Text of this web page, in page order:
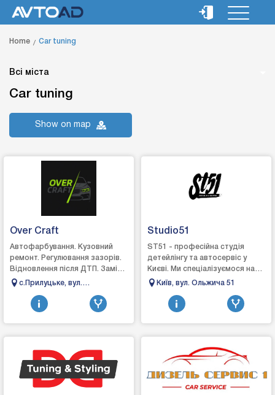
Home Car tuning
Всі міста
Car tuning
Show on map
Over Craft
Автофарбування. Кузовний
ремонт. Регулювання зазорів.
Відновлення після ДТП. Заміна
деталей кузова. Пайка
Зварювання алюм...
с.Прилуцьке, вул.
Ківерцівська 79
Studio51
ST51 - професійна студія
детейлінгу та автосервіс у
Києві. Ми спеціалізуємося на
комплексному догляді, захисті
Київ, вул. Ольжича 51